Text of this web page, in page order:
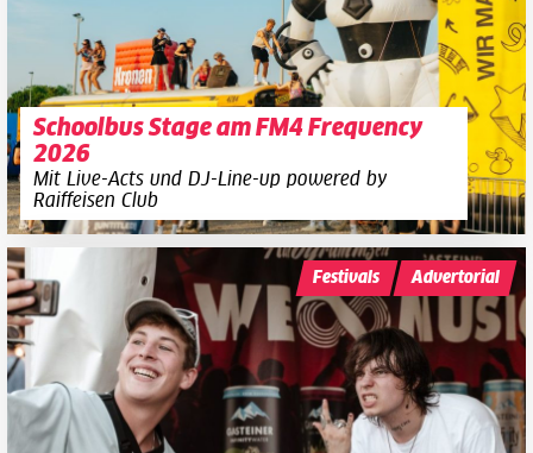
Schoolbus Stage am FM4 Frequency
2026
Mit Live-Acts und DJ-Line-up powered by
Raiffeisen Club
Festivals Advertorial